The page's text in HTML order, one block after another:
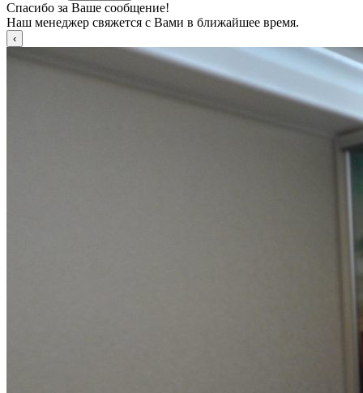
Спасибо за Ваше сообщение!
Наш менеджер свяжется с Вами в ближайшее время.